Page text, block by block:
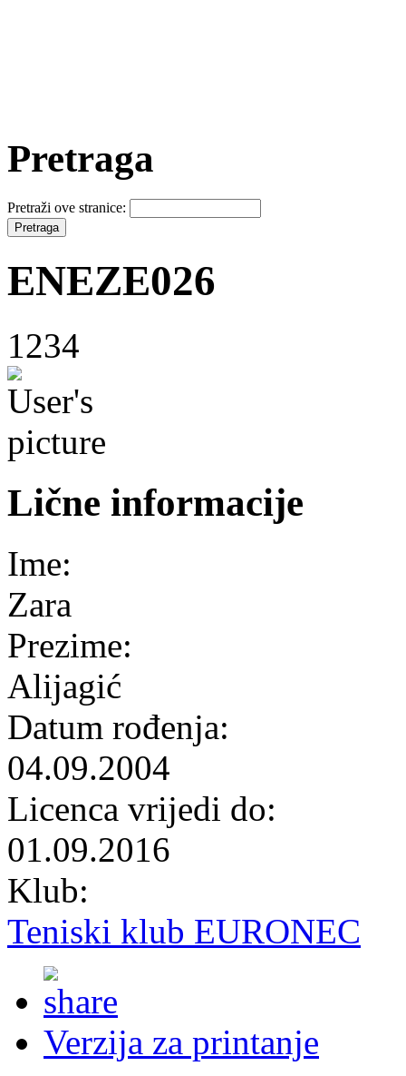
Pretraga
Pretraži ove stranice:
ENEZE026
1234
Lične informacije
Ime:
Zara
Prezime:
Alijagić
Datum rođenja:
04.09.2004
Licenca vrijedi do:
01.09.2016
Klub:
Teniski klub EURONEC
Verzija za printanje